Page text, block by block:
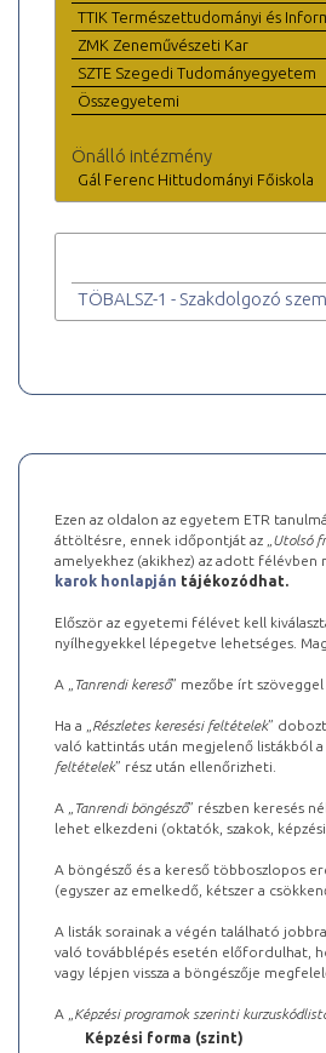
TTIK Természettudományi és
ZMK Zeneművészeti Kar
SZTE Szegedi Tudományegyetem
Összegyetemi
Önálló intézmény
Gál Ferenc Hittudományi Főiskola
TÖBALSZ-1 - Szakdolgozó
Ezen az oldalon az egyetem ETR
áttöltésre, ennek időpontját az „ Utolsó
amelyekhez (akikhez) az adott
karok honlapján tájékozódhat.
Először az egyetemi félévet kell
nyílhegyekkel lépegetve lehetséges.
A „ Tanrendi kereső” mezőbe írt
Ha a „ Részletes keresési feltételek”
való kattintás után megjelenő listákból
feltételek” rész után ellenőrizheti.
A „ Tanrendi böngésző” részben keresés
lehet elkezdeni (oktatók, szakok,
A böngésző és a kereső többoszlopos
(egyszer az emelkedő, kétszer a
A listák sorainak a végén található
való továbblépés esetén előfordulhat,
vagy lépjen vissza a böngészője
A „ Képzési programok szerinti
Képzési forma (szint)